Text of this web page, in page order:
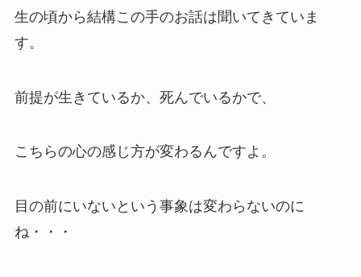
生の頃から結構この手のお話は聞いてきていま
す。
前提が生きているか、死んでいるかで、
こちらの心の感じ方が変わるんですよ。
目の前にいないという事象は変わらないのに
ね・・・